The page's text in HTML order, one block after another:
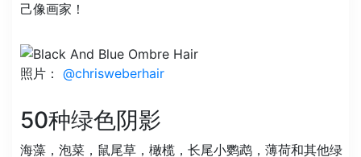
己像画家！
照片： @chrisweberhair
50种绿色阴影
海藻，泡菜，鼠尾草，橄榄，长尾小鹦鹉，薄荷和其他绿